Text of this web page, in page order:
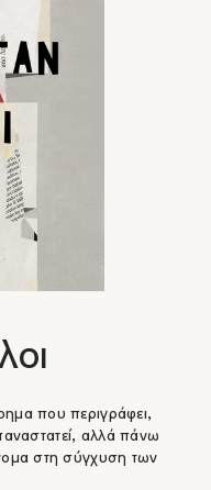
που περιγράφει,
αλλά πάνω
στη σύγχυση των